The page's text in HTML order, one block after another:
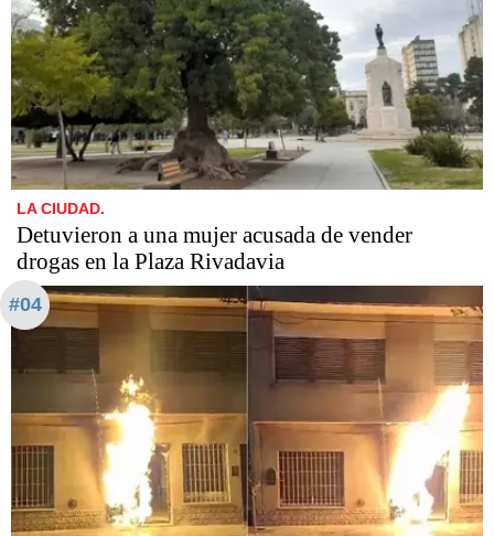
LA CIUDAD.
Detuvieron a una mujer acusada de vender
drogas en la Plaza Rivadavia
#04